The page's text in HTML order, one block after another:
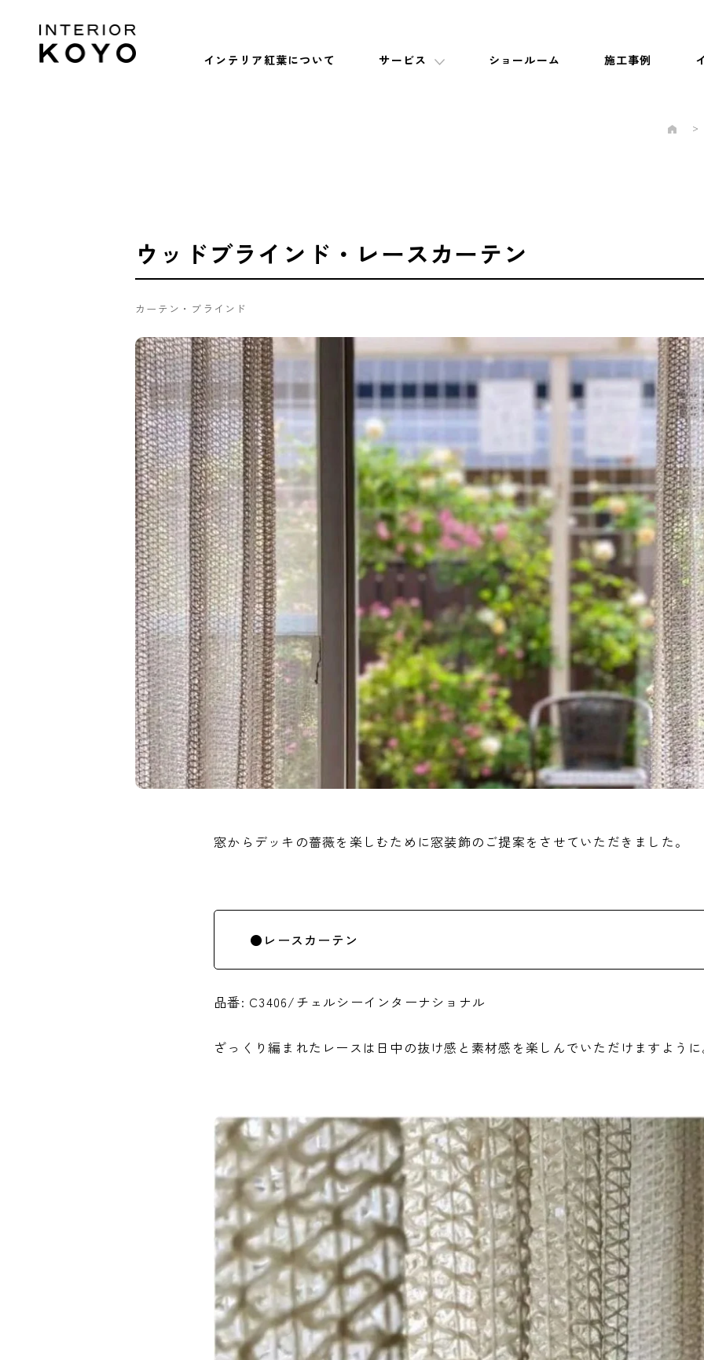
インテリア紅葉について サービス ショールーム 施工事例
ウッドブラインド・レースカーテン
カーテン・ブラインド
窓からデッキの薔薇を楽しむために窓装飾のご提案をさせていただきました。
●レースカーテン
品番: C3406/チェルシーインターナショナル
ざっくり編まれたレースは日中の抜け感と素材感を楽しんでいただけますよう